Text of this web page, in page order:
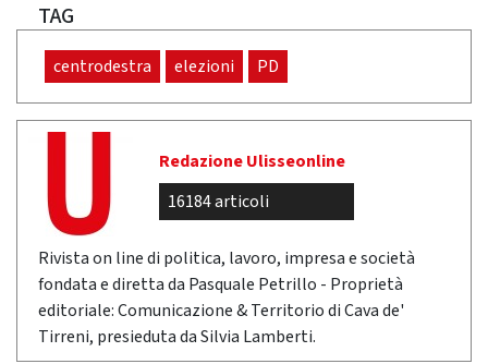
TAG
centrodestra elezioni PD
Redazione Ulisseonline
16184 articoli
Rivista on line di politica, lavoro, impresa e società
fondata e diretta da Pasquale Petrillo - Proprietà
editoriale: Comunicazione & Territorio di Cava de'
Tirreni, presieduta da Silvia Lamberti.